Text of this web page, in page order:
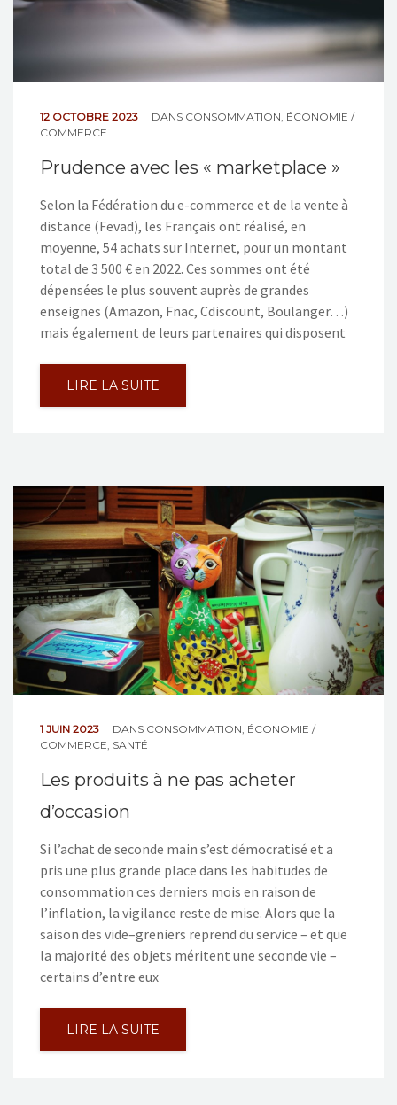
12 OCTOBRE 2023 DANS CONSOMMATION, ÉCONOMIE /
COMMERCE
Prudence avec les « marketplace »
Selon la Fédération du e-commerce et de la vente à
distance (Fevad), les Français ont réalisé, en
moyenne, 54 achats sur Internet, pour un montant
total de 3 500 € en 2022. Ces sommes ont été
dépensées le plus souvent auprès de grandes
enseignes (Amazon, Fnac, Cdiscount, Boulanger…)
mais également de leurs partenaires qui disposent
LIRE LA SUITE
1 JUIN 2023 DANS CONSOMMATION ÉCONOMIE /
COMMERCE SANTÉ
Les produits à ne pas acheter
d’occasion
Si l’achat de seconde main s’est démocratisé et a
pris une plus grande place dans les habitudes de
consommation ces derniers mois en raison de
l’inflation, la vigilance reste de mise. Alors que la
saison des vide–greniers reprend du service – et que
la majorité des objets méritent une seconde vie –
certains d’entre eux
LIRE LA SUITE